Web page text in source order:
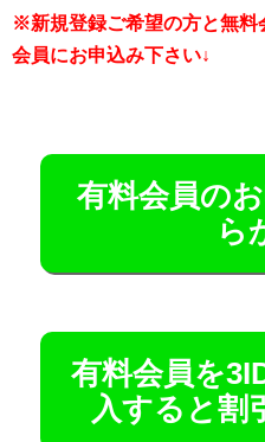
※新規登録ご希望の方と無料
会員にお申込み下さい↓
有料会員の
ら
有料会員を
入すると割